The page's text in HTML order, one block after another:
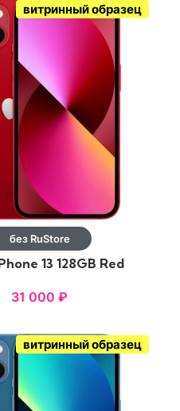
витринный образец
без RuStore
13 128GB Red
31 000₽
витринный образец